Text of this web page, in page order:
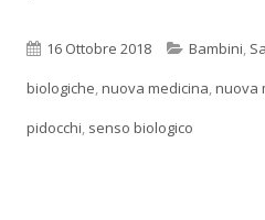
Pubblicato
16 Ottobre 2018 Categorie
Bambini,
biologiche,nuova medicina,nuova
pidocchi, senso biologico